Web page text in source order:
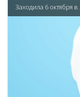
Заходила 6 октября в